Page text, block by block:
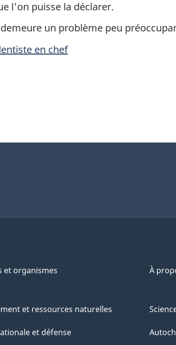
l'on puisse la déclarer.
un problème peu
en chef
et organismes À
et ressources naturelles
et défense